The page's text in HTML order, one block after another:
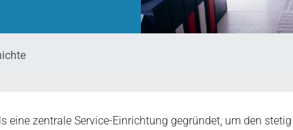
eine zentrale Service-Einrichtung gegründet, um den stetig